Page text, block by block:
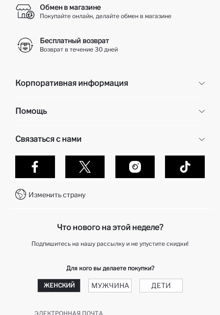
Обмен в магазине
Покупайте онлайн, делайте обмен в магазине
Бесплатный возврат
Возврат в течение 30 дней
Корпоративная информация
О нас
Контакты
Помощь
Доставка и возврат
Оплата при получени
Политика конфиденциальности
Как делаются покупки в Дефакто?
Клуб подарков
Связаться с нами
Обслуживание клиентов
Контакты
Колл-центр +7 727 357 40 55
Изменить страну
Что нового на этой неделе?
Подпишитесь на нашу рассылку и не упустите скидки!
Для кого вы делаете покупки?
ЖЕНСКИЙ МУЖЧИНА ДЕТИ
ЭЛЕКТРОННАЯ ПОЧТА